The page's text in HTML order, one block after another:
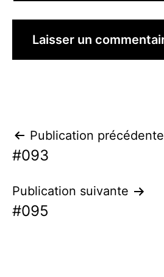
Navigation
de
l’article
Publication précédente
#093
Publication suivante
#095